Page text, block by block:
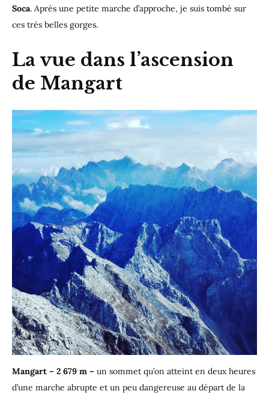
Soca. Après une petite marche d’approche, je suis tombé sur
ces très belles gorges.
La vue dans l’ascension
de Mangart
Mangart – 2 679 m – un sommet qu’on atteint en deux heures
d’une marche abrupte et un peu dangereuse au départ de la